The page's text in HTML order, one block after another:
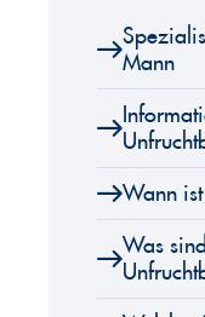
Mann
Wann
Was